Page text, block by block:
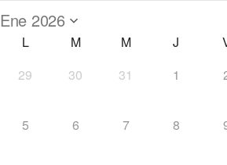
L M M J
29
30 31 1
5 6 7 8